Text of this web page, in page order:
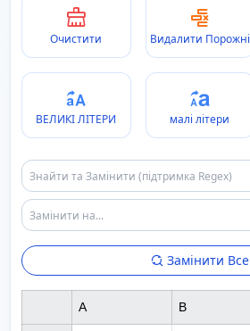
Очистити Видалити Порожні
ВЕЛИКІ ЛІТЕРИ малі літери
Замінити Все
A B